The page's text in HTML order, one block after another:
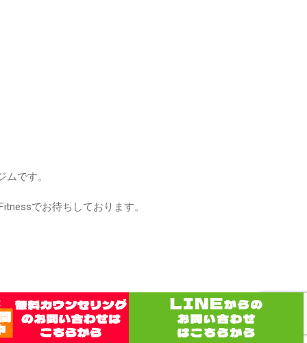
です。
でお待ちしております。